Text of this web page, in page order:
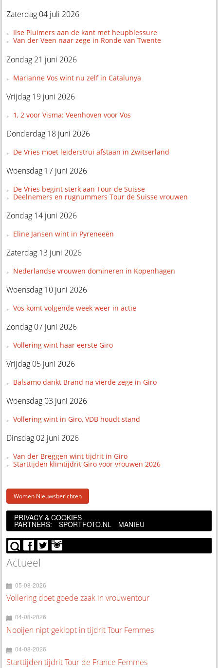
Zaterdag 04 juli 2026
Ilse Pluimers aan de kant met heupblessure
Van der Veen naar zege in Ronde van Twente
Zondag 21 juni 2026
Marianne Vos wint nu zelf in Catalunya
Vrijdag 19 juni 2026
1, 2 voor Visma: Veenhoven voor Vos
Donderdag 18 juni 2026
De Vries moet leiderstrui afstaan in Zwitserland
Woensdag 17 juni 2026
De Vries begint sterk aan Tour de Suisse
Deelnemers en rugnummers Tour de Suisse vrouwen
Zondag 14 juni 2026
Eline Jansen wint in Pyreneeën
Zaterdag 13 juni 2026
Nederlandse vrouwen domineren in Kopenhagen
Woensdag 10 juni 2026
Vos komt volgende week weer in actie
Zondag 07 juni 2026
Vollering wint haar eerste Giro
Vrijdag 05 juni 2026
Balsamo dankt Brand na vierde zege in Giro
Woensdag 03 juni 2026
Vollering wint in Giro, VDB houdt stand
Dinsdag 02 juni 2026
Van der Breggen wint tijdrit in Giro
Starttijden klimtijdrit Giro voor vrouwen 2026
Women Nieuwsberichten
PRIVACY & COOKIES
PARTNERS: SPORTFOTO.NL MANIEU
Actueel
05-08-2026
Vollering doet goede zaak in vrouwentour
04-08-2026
Nooijen nipt geklopt in tijdrit Tour Femmes
04-08-2026
Starttijden tijdrit Tour de France Femmes